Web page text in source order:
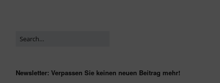
Newsletter: Verpassen Sie keinen neuen Beitrag mehr!